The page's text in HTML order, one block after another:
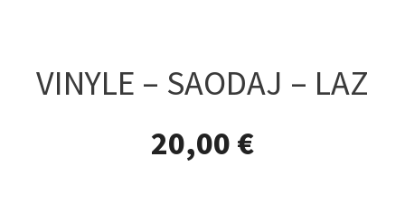
VINYLE – SAODAJ – LAZ
20,00 €